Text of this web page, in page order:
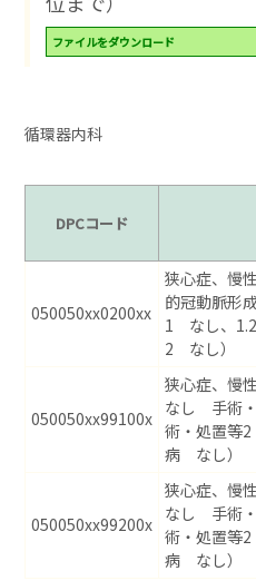
ファイルをダウンロード
循環器内科
DPCコード
050050xx0200xx
狭心症、慢
的冠動脈形
1 なし、
2 なし）
050050xx99100x
狭心症、慢
なし 手術
術・処置
病 なし）
050050xx99200x
狭心症、慢
なし 手術
術・処置
病 なし）